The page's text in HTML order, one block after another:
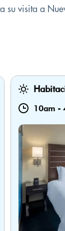
visita a
10am -